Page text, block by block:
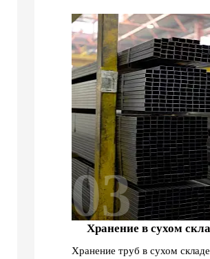
03
Хранение в сухом
Хранение труб в сухом